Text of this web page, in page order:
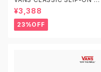
VN000EX8BWW CHECKER
BOARD 12.0-15.0 ヴァンズ ク
ラシック スリッポン ベビーシュ
ーズ
¥3,388
23%OFF